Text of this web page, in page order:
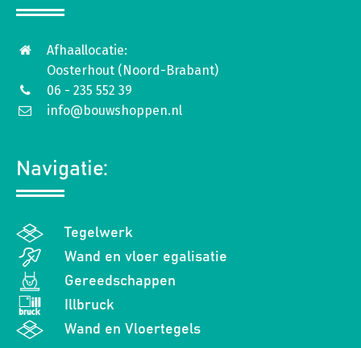
Afhaallocatie:
Oosterhout (Noord-Brabant)
06 - 235 552 39
info@bouwshoppen.nl
Navigatie:
Tegelwerk
Wand en vloer egalisatie
Gereedschappen
Illbruck
Wand en Vloertegels